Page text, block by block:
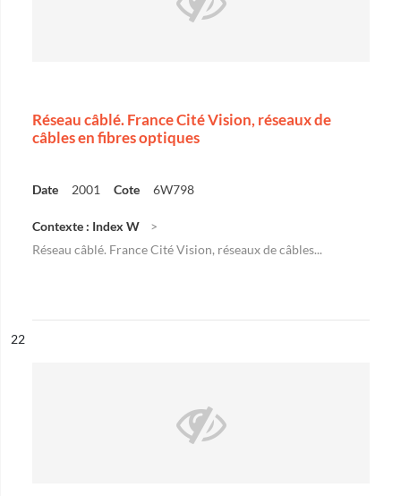
Réseau câblé. France Cité Vision, réseaux de
câbles en fibres optiques
Date 2001 Cote 6W798
Contexte : Index W
Réseau câblé. France Cité Vision, réseaux de câbles...
n°
22